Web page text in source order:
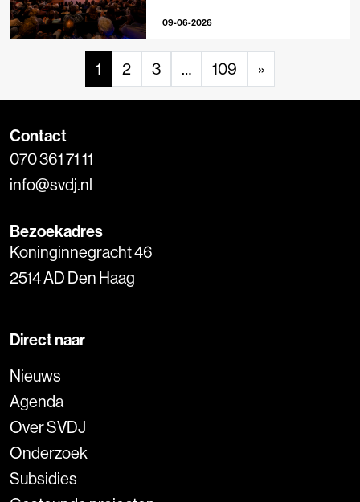
09-06-2026
1 2 3 … 109 »
Contact
070 361 71 11
info@svdj.nl
Bezoekadres
Koninginnegracht 46
2514 AD Den Haag
Direct naar
Nieuws
Agenda
Over SVDJ
Onderzoek
Subsidies